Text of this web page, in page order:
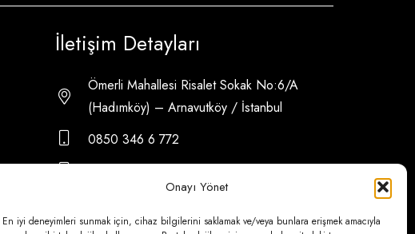
Onayı Yönet
En iyi deneyimleri sunmak için, cihaz bilgilerini saklamak ve/veya bunlara erişmek amacıyla
İletişim Detayları
Ömerli Mahallesi Risalet Sokak No:6/A
(Hadımköy) – Arnavutköy / İstanbul
0850 346 6 772